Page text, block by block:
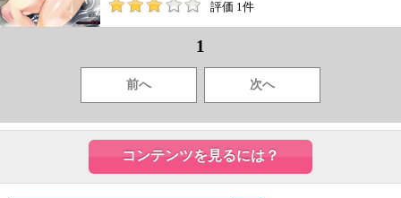
評価 1件
1
前へ 次へ
コンテンツを見るには？